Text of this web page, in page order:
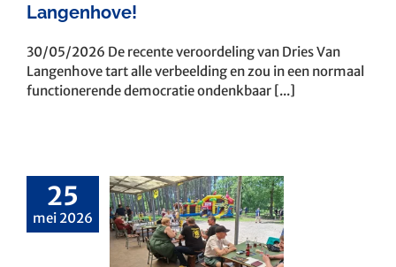
Langenhove!
30/05/2026 De recente veroordeling van Dries Van
Langenhove tart alle verbeelding en zou in een normaal
functionerende democratie ondenkbaar [...]
25
mei 2026